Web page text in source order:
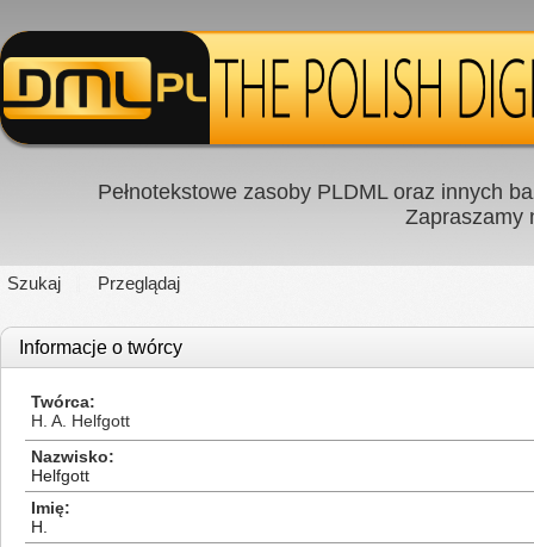
Pełnotekstowe zasoby PLDML oraz innych
Zapraszamy
Szukaj Przeglądaj
Informacje o twórcy
Twórca
H. A. Helfgott
Nazwisko
Helfgott
Imię
H.